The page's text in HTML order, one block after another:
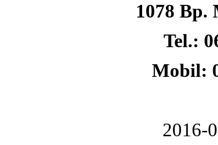
1078 Bp.
Tel.:
Mobil:
2016-